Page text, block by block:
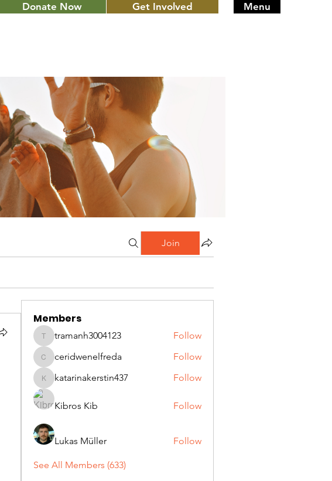
Donate Now Get Involved Menu
Join
Members
tramanh3004123
tramanh3004123 Follow
ceridwenelfreda
ceridwenelfreda Follow
katarinakerstin437
katarinakerstin437 Follow
Kibros Kib Follow
Lukas Müller Follow
See All Members (633)